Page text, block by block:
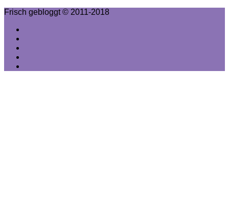
Frisch gebloggt © 2011-2018